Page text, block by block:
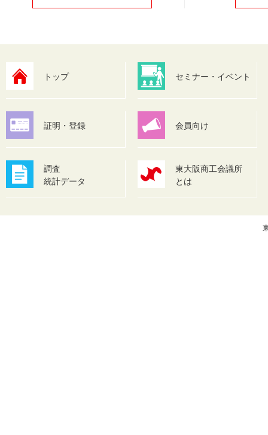
トップ セミナー・イベント
証明・登録 会員向け
調査
統計データ
東大阪商工会議所
とは